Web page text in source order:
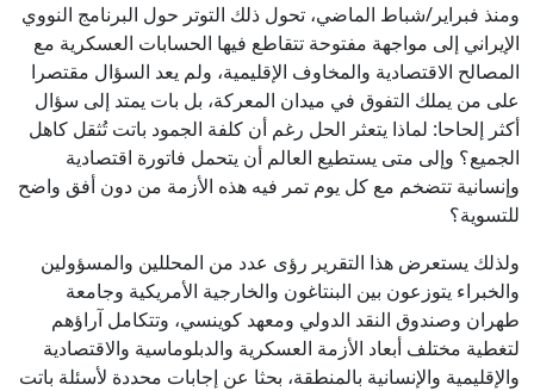
المملكة تتصدر أولمبياد العلوم النووية
الدولي 2026 وتحصد 4 جوائز عالمية |
سبق
ومنذ فبراير/شباط الماضي، تحول ذلك التوتر حول البرنامج النووي
الإيراني إلى مواجهة مفتوحة تتقاطع فيها الحسابات العسكرية مع
المصالح الاقتصادية والمخاوف الإقليمية، ولم يعد السؤال مقتصرا
على من يملك التفوق في ميدان المعركة، بل بات يمتد إلى سؤال
أكثر إلحاحا: لماذا يتعثر الحل رغم أن كلفة الجمود باتت تُثقل كاهل
الجميع؟ وإلى متى يستطيع العالم أن يتحمل فاتورة اقتصادية
وإنسانية تتضخم مع كل يوم تمر فيه هذه الأزمة من دون أفق واضح
للتسوية؟
ولذلك يستعرض هذا التقرير رؤى عدد من المحللين والمسؤولين
والخبراء يتوزعون بين البنتاغون والخارجية الأمريكية وجامعة
طهران وصندوق النقد الدولي ومعهد كوينسي، وتتكامل آراؤهم
لتغطية مختلف أبعاد الأزمة العسكرية والدبلوماسية والاقتصادية
والإقليمية والإنسانية بالمنطقة، بحثا عن إجابات محددة لأسئلة باتت